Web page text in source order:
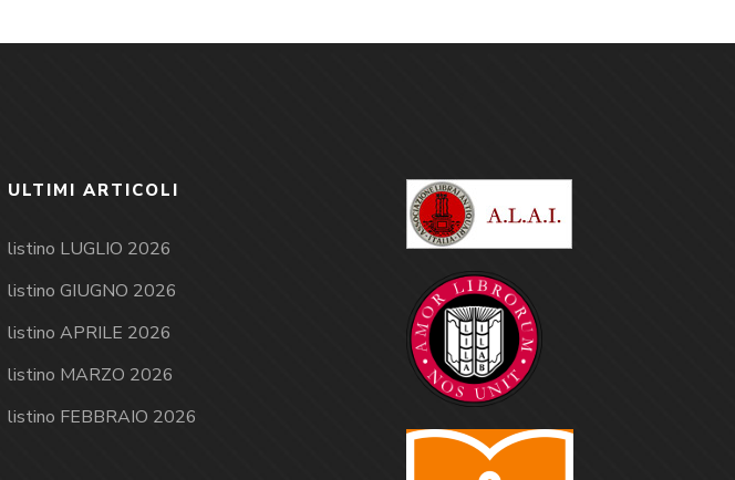
ULTIMI ARTICOLI
listino LUGLIO 2026
listino GIUGNO 2026
listino APRILE 2026
listino MARZO 2026
listino FEBBRAIO 2026